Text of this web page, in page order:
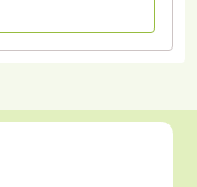
間を割
すので、過去の